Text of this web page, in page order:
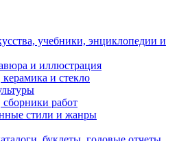
учебники, энциклопедии и
и иллюстрация
и стекло
работ
стили и жанры